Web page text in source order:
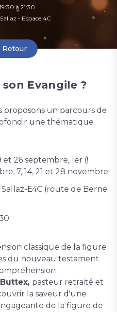
à 21:30
- Espace 4C
Retour
Evangile ?
proposons un parcours de
une thématique
et 26 septembre, 1er (!
7, 14, 21 et 28 novembre
E4C (route de Berne
classique de la figure
du nouveau testament
pasteur retraité et
la saveur d'une
de la figure de